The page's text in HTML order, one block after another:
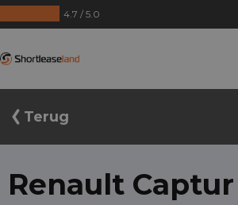
4.7 / 5.0
Terug
Renault Captur